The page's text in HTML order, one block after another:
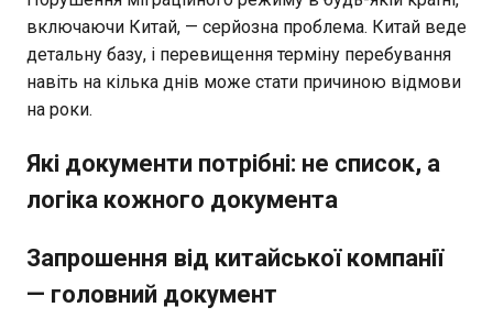
включаючи Китай, — серйозна проблема. Китай веде
детальну базу, і перевищення терміну перебування
навіть на кілька днів може стати причиною відмови
на роки.
Які документи потрібні: не список, а
логіка кожного документа
Запрошення від китайської компанії
— головний документ